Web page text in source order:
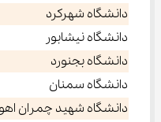
دانشگاه شهرکرد
دانشگاه نیشابور
دانشگاه بجنورد
دانشگاه سمنان
دانشگاه شهید چمران